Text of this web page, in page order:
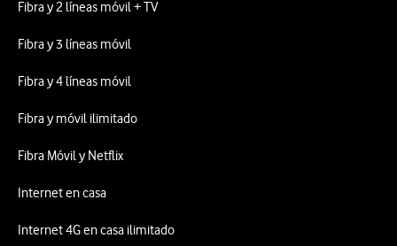
Fibra y 2 líneas móvil + TV
Fibra y 3 líneas móvil
Fibra y 4 líneas móvil
Fibra y móvil ilimitado
Fibra Móvil y Netflix
Internet en casa
Internet 4G en casa ilimitado